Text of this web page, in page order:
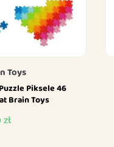
Toys
Piksele 46
Brain Toys
zł